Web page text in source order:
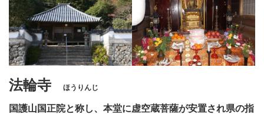
法輪寺 ほうりんじ
国護山国正院と称し、本堂に虚空蔵菩薩が安置され県の指